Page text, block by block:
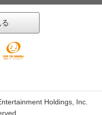
Holdings, Inc.